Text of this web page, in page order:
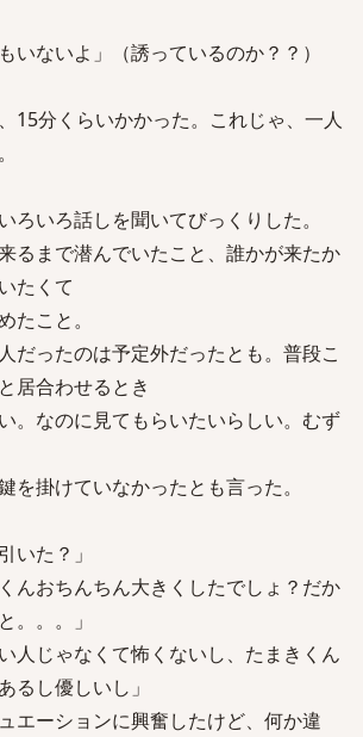
いないよ」（誘っているのか？？）
15分くらいかかった。これじゃ、一人
ろいろ話しを聞いてびっくりした。
るまで潜んでいたこと、誰かが来たか
たくて
たこと。
だったのは予定外だったとも。普段こ
居合わせるとき
。なのに見てもらいたいらしい。むず
を掛けていなかったとも言った。
いた？」
んおちんちん大きくしたでしょ？だか
。。。」
人じゃなくて怖くないし、たまきくん
るし優しいし」
エーションに興奮したけど、何か違